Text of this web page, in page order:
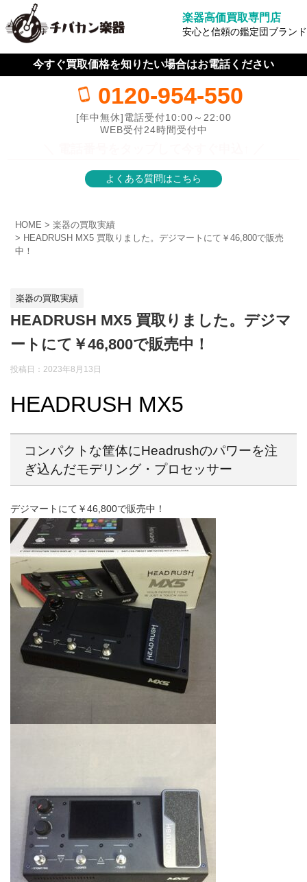
楽器高価買取専門店
安心と信頼の鑑定団ブランド
今すぐ買取価格を知りたい場合はお電話ください
0120-954-550
[年中無休]電話受付10:00～22:00
WEB受付24時間受付中
よくある質問はこちら
HOME
楽器の買取実績
HEADRUSH MX5 買取りました。デジマートにて￥46,800で販売
中！
楽器の買取実績
HEADRUSH MX5 買取りました。デジマ
ートにて￥46,800で販売中！
投稿日：2023年8月13日
HEADRUSH MX5
コンパクトな筐体にHeadrushのパワーを注
ぎ込んだモデリング・プロセッサー
デジマートにて￥46,800で販売中！